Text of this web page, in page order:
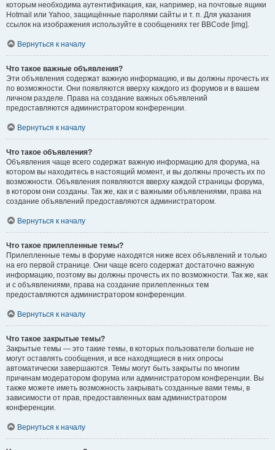
которым необходима аутентификация, как, например, на почтовые ящики
Hotmail или Yahoo, защищённые паролями сайты и т. п. Для указания
ссылок на изображения используйте в сообщениях тег BBCode [img].
Вернуться к началу
Что такое важные объявления?
Эти объявления содержат важную информацию, и вы должны прочесть их
по возможности. Они появляются вверху каждого из форумов и в вашем
личном разделе. Права на создание важных объявлений
предоставляются администратором конференции.
Вернуться к началу
Что такое объявления?
Объявления чаще всего содержат важную информацию для форума, на
котором вы находитесь в настоящий момент, и вы должны прочесть их по
возможности. Объявления появляются вверху каждой страницы форума,
в котором они созданы. Так же, как и с важными объявлениями, права на
создание объявлений предоставляются администратором.
Вернуться к началу
Что такое прилепленные темы?
Прилепленные темы в форуме находятся ниже всех объявлений и только
на его первой странице. Они чаще всего содержат достаточно важную
информацию, поэтому вы должны прочесть их по возможности. Так же, как
и с объявлениями, права на создание прилепленных тем
предоставляются администратором конференции.
Вернуться к началу
Что такое закрытые темы?
Закрытые темы — это такие темы, в которых пользователи больше не
могут оставлять сообщения, и все находящиеся в них опросы
автоматически завершаются. Темы могут быть закрыты по многим
причинам модератором форума или администратором конференции. Вы
также можете иметь возможность закрывать созданные вами темы, в
зависимости от прав, предоставленных вам администратором
конференции.
Вернуться к началу